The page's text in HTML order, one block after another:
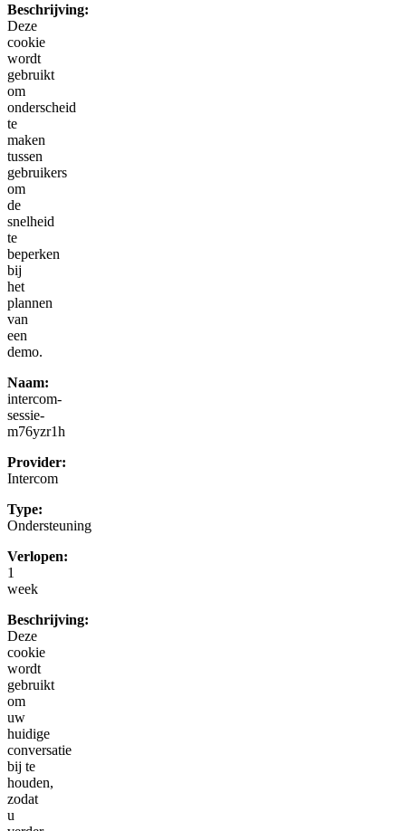
Beschrijving:
Deze
cookie
wordt
gebruikt
om
onderscheid
te
maken
tussen
gebruikers
om
de
snelheid
te
beperken
bij
het
plannen
van
een
demo.
Naam:
intercom-
sessie-
m76yzr1h
Provider:
Intercom
Type:
Ondersteuning
Verlopen:
1
week
Beschrijving:
Deze
cookie
wordt
gebruikt
om
uw
huidige
conversatie
bij te
houden,
zodat
u